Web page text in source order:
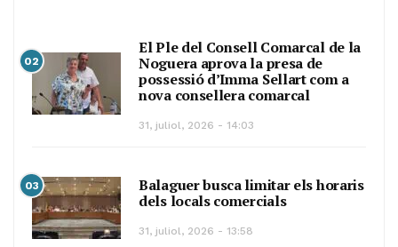
02
El Ple del Consell Comarcal de la
Noguera aprova la presa de
possessió d’Imma Sellart com a
nova consellera comarcal
31, juliol, 2026 - 14:03
03
Balaguer busca limitar els horaris
dels locals comercials
31, juliol, 2026 - 13:58